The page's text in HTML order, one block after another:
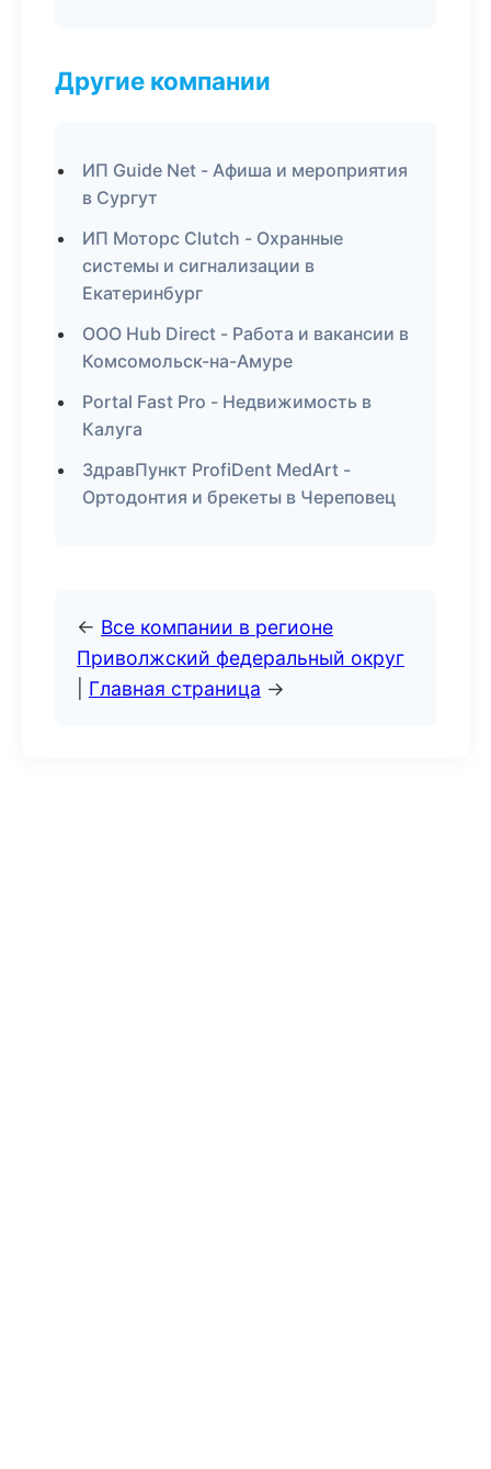
Другие компании
ИП Guide Net - Афиша и мероприятия
в Сургут
ИП Моторс Clutch - Охранные
системы и сигнализации в
Екатеринбург
ООО Hub Direct - Работа и вакансии в
Комсомольск-на-Амуре
Portal Fast Pro - Недвижимость в
Калуга
ЗдравПункт ProfiDent MedArt -
Ортодонтия и брекеты в Череповец
← Все компании в регионе
Приволжский федеральный округ
Главная страница →